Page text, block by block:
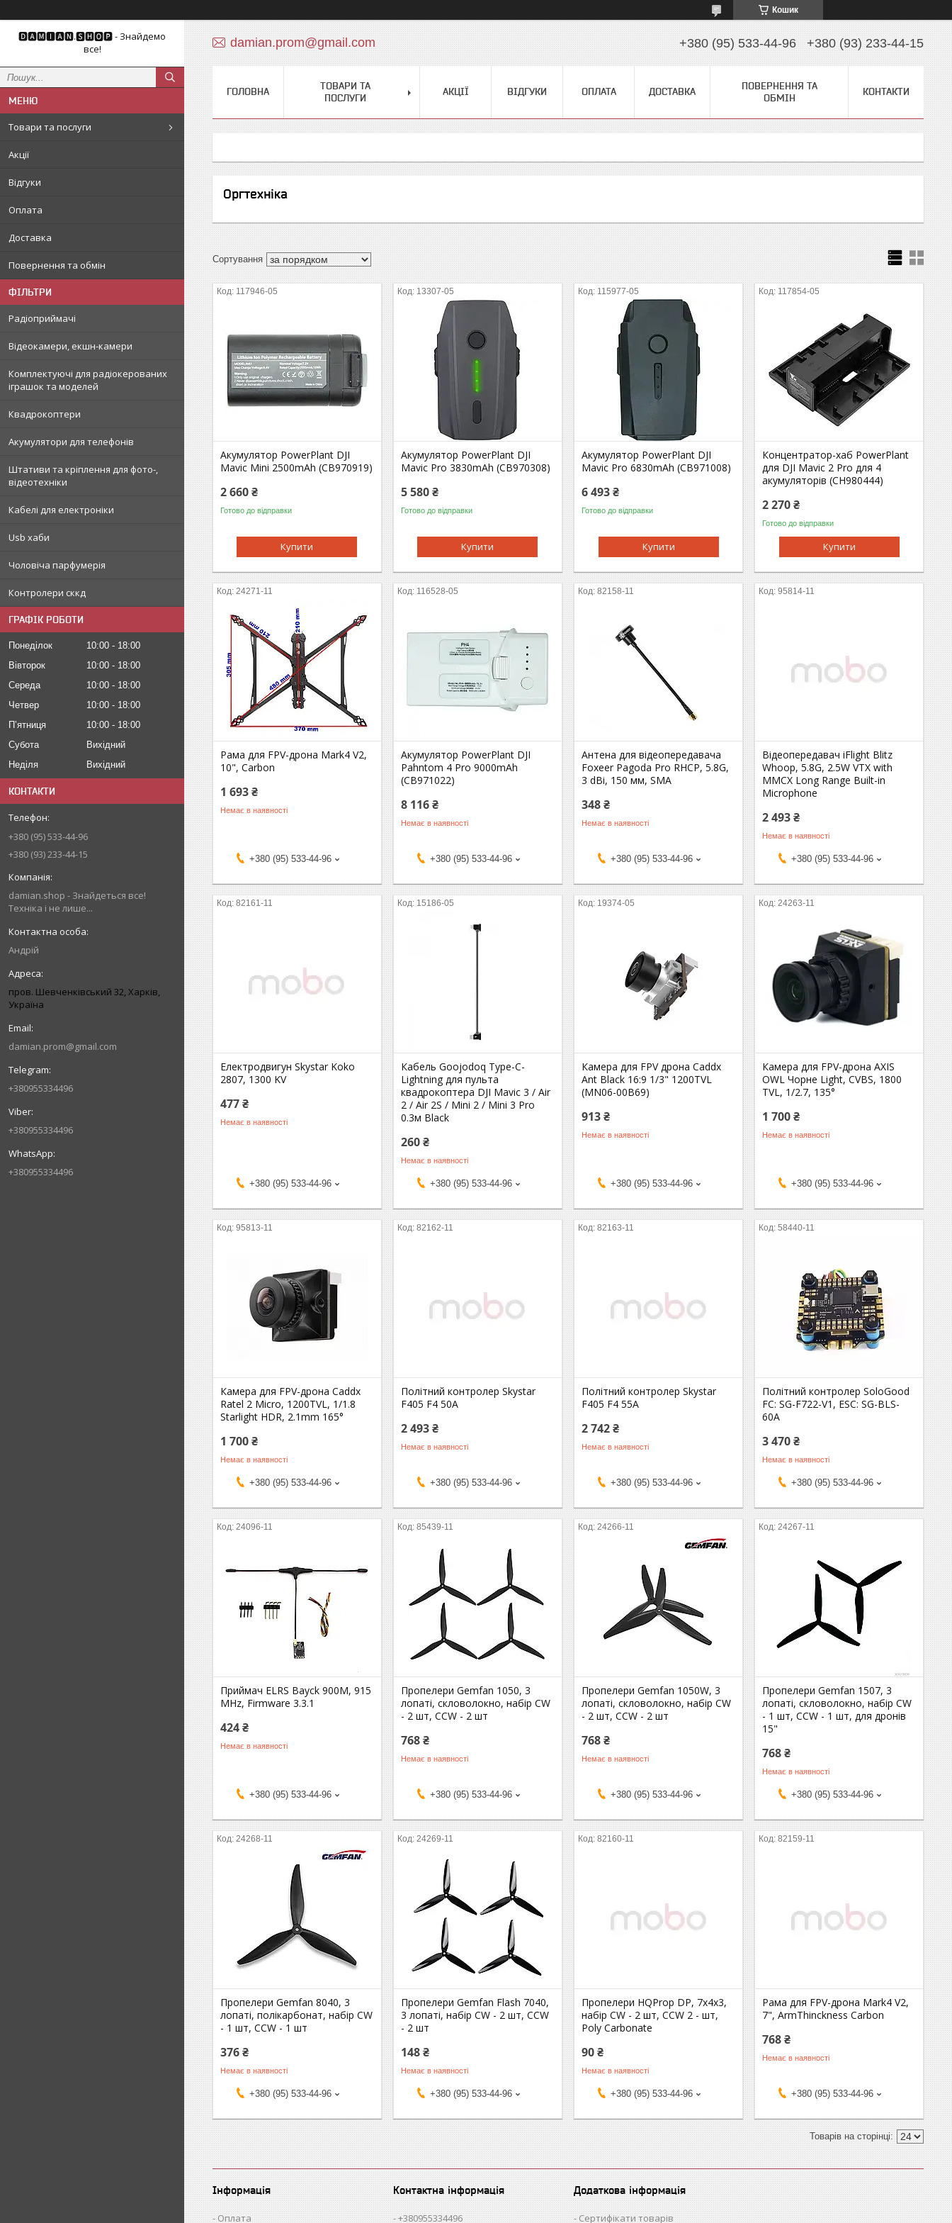
Кошик
🅳🅰🅼🅸🅰🅽.🆂🅷🅾🅿 - Знайдемо
все!
Товари та послуги
Акції
Відгуки
Оплата
Доставка
Повернення та обмін
ФІЛЬТРИ
Радіоприймачі
Відеокамери, екшн-камери
Комплектуючі для радіокерованих
іграшок та моделей
Квадрокоптери
Акумулятори для телефонів
Штативи та кріплення для фото-,
відеотехніки
Кабелі для електроніки
Usb хаби
Чоловіча парфумерія
Контролери сккд
ГРАФІК РОБОТИ
Понеділок 10:00
18:00
Вівторок
10:00
18:00
Середа
10:00
18:00
Четвер
10:00
18:00
Пʼятниця
10:00
18:00
Субота
Вихідний
Неділя
Вихідний
КОНТАКТИ
+380 (95) 533-44-96
+380 (93) 233-44-15
damian.shop - Знайдеться все!
Техніка і не лише...
Андрій
пров. Шевченківський 32, Харків,
Україна
damian.prom@gmail.com
+380955334496
+380955334496
+380955334496
damian.prom@gmail.com +380 (95) 533-44-96 +380 (93) 233-44-15
ГОЛОВНА
ТОВАРИ ТА
ПОСЛУГИ
АКЦІЇ ВІДГУКИ ОПЛАТА ДОСТАВКА
ПОВЕРНЕННЯ ТА
ОБМІН
КОНТАКТИ
Оргтехніка
117946-05
Акумулятор PowerPlant DJI
Mavic Mini 2500mAh (CB970919)
2 660 ₴
Готово до відправки
Купити
13307-05
Акумулятор PowerPlant DJI
Mavic Pro 3830mAh (CB970308)
5 580 ₴
Готово до відправки
Купити
115977-05
Акумулятор PowerPlant DJI
Mavic Pro 6830mAh (CB971008)
6 493 ₴
Готово до відправки
Купити
117854-05
Концентратор-хаб PowerPlant
для DJI Mavic 2 Pro для 4
акумуляторів (CH980444)
2 270 ₴
Готово до відправки
Купити
24271-11
Рама для FPV-дрона Mark4 V2,
10", Carbon
1 693 ₴
Немає в наявності
+380 (95) 533-44-96
116528-05
Акумулятор PowerPlant DJI
Pahntom 4 Pro 9000mAh
(CB971022)
8 116 ₴
Немає в наявності
+380 (95) 533-44-96
82158-11
Антена для відеопередавача
Foxeer Pagoda Pro RHCP, 5.8G,
3 dBi, 150 мм, SMA
348 ₴
Немає в наявності
+380 (95) 533-44-96
95814-11
Відеопередавач iFlight Blitz
Whoop, 5.8G, 2.5W VTX with
MMCX Long Range Built-in
Microphone
2 493 ₴
Немає в наявності
+380 (95) 533-44-96
82161-11
Електродвигун Skystar Koko
2807, 1300 KV
477 ₴
Немає в наявності
+380 (95) 533-44-96
15186-05
Кабель Goojodoq Type-C-
Lightning для пульта
квадрокоптера DJI Mavic 3 / Air
2 / Air 2S / Mini 2 / Mini 3 Pro
0.3м Black
260 ₴
Немає в наявності
+380 (95) 533-44-96
19374-05
Камера для FPV дрона Caddx
Ant Black 16:9 1/3" 1200TVL
(MN06-00B69)
913 ₴
Немає в наявності
+380 (95) 533-44-96
24263-11
Камера для FPV-дрона AXIS
OWL Чорне Light, CVBS, 1800
TVL, 1/2.7, 135°
1 700 ₴
Немає в наявності
+380 (95) 533-44-96
95813-11
Камера для FPV-дрона Caddx
Ratel 2 Micro, 1200TVL, 1/1.8
Starlight HDR, 2.1mm 165°
1 700 ₴
Немає в наявності
+380 (95) 533-44-96
82162-11
Політний контролер Skystar
F405 F4 50A
2 493 ₴
Немає в наявності
+380 (95) 533-44-96
82163-11
Політний контролер Skystar
F405 F4 55A
2 742 ₴
Немає в наявності
+380 (95) 533-44-96
58440-11
Політний контролер SoloGood
FC: SG-F722-V1, ESC: SG-BLS-
60A
3 470 ₴
Немає в наявності
+380 (95) 533-44-96
24096-11
Приймач ELRS Bayck 900M, 915
MHz, Firmware 3.3.1
424 ₴
Немає в наявності
+380 (95) 533-44-96
85439-11
Пропелери Gemfan 1050, 3
лопаті, скловолокно, набір CW
- 2 шт, CCW - 2 шт
768 ₴
Немає в наявності
+380 (95) 533-44-96
24266-11
Пропелери Gemfan 1050W, 3
лопаті, скловолокно, набір CW
- 2 шт, CCW - 2 шт
768 ₴
Немає в наявності
+380 (95) 533-44-96
24267-11
Пропелери Gemfan 1507, 3
лопаті, скловолокно, набір CW
- 1 шт, CCW - 1 шт, для дронів
15"
768 ₴
Немає в наявності
+380 (95) 533-44-96
24268-11
Пропелери Gemfan 8040, 3
лопаті, полікарбонат, набір CW
- 1 шт, CCW - 1 шт
376 ₴
Немає в наявності
+380 (95) 533-44-96
24269-11
Пропелери Gemfan Flash 7040,
3 лопаті, набір CW - 2 шт, CCW
- 2 шт
148 ₴
Немає в наявності
+380 (95) 533-44-96
82160-11
Пропелери HQProp DP, 7x4x3,
набір CW - 2 шт, CCW 2 - шт,
Poly Carbonate
90 ₴
Немає в наявності
+380 (95) 533-44-96
82159-11
Рама для FPV-дрона Mark4 V2,
7", ArmThinckness Carbon
768 ₴
Немає в наявності
+380 (95) 533-44-96
Інформація
Оплата
Контактна інформація
+380955334496
Додаткова інформація
Сертифікати товарів